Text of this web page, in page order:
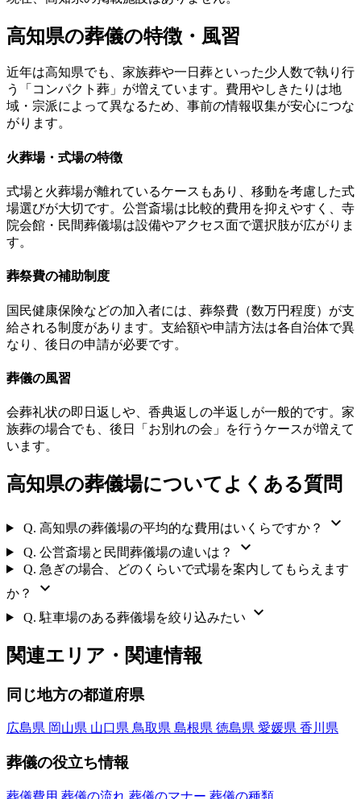
高知県の葬儀の特徴・風習
近年は高知県でも、家族葬や一日葬といった少人数で執り行
う「コンパクト葬」が増えています。費用やしきたりは地
域・宗派によって異なるため、事前の情報収集が安心につな
がります。
火葬場・式場の特徴
式場と火葬場が離れているケースもあり、移動を考慮した式
場選びが大切です。公営斎場は比較的費用を抑えやすく、寺
院会館・民間葬儀場は設備やアクセス面で選択肢が広がりま
す。
葬祭費の補助制度
国民健康保険などの加入者には、葬祭費（数万円程度）が支
給される制度があります。支給額や申請方法は各自治体で異
なり、後日の申請が必要です。
葬儀の風習
会葬礼状の即日返しや、香典返しの半返しが一般的です。家
族葬の場合でも、後日「お別れの会」を行うケースが増えて
います。
高知県の葬儀場についてよくある質問
Q. 高知県の葬儀場の平均的な費用はいくらですか？ expand_more
Q. 公営斎場と民間葬儀場の違いは？ expand_more
Q. 急ぎの場合、どのくらいで式場を案内してもらえます
か？
expand_more
Q. 駐車場のある葬儀場を絞り込みたい expand_more
関連エリア・関連情報
同じ地方の都道府県
広島県 岡山県 山口県 鳥取県 島根県 徳島県 愛媛県 香川県
葬儀の役立ち情報
葬儀費用 葬儀の流れ 葬儀のマナー 葬儀の種類